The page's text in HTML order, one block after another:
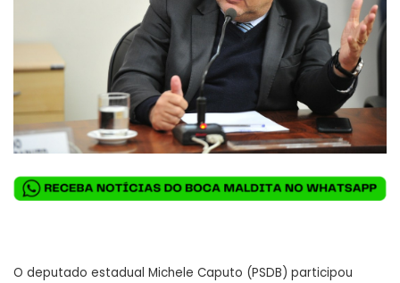
O deputado estadual Michele Caputo (PSDB) participou